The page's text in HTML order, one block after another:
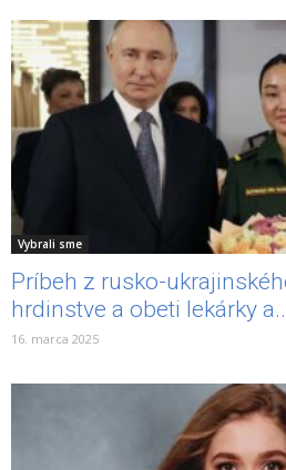
Vybrali sme
Príbeh z rusko-
hrdinstve a obeti lekárky
16. marca 2025